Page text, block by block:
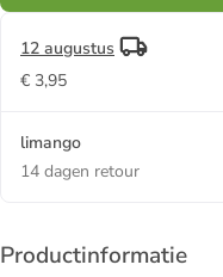
12 augustus
€ 3,95
limango
14 dagen retour
Productinformatie